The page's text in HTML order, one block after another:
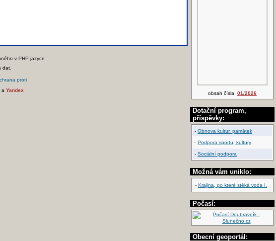
obsah čísla 01/2026
Dotační program,
příspěvky:
- Obnova kultur. památek
- Podpora sportu, kultury
- Sociální podpora
Možná vám uniklo:
- Krajina, po které stéká voda I.
Počasí:
Obecní geoportál:
v PHP jazyce
dat.
a Yandex